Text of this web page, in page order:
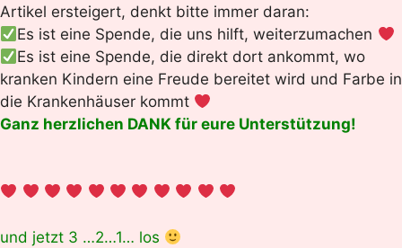
Artikel ersteigert, denkt bitte immer daran:
Es ist eine Spende, die uns hilft, weiterzumachen
Es ist eine Spende, die direkt dort ankommt, wo
kranken Kindern eine Freude bereitet wird und Farbe in
die Krankenhäuser kommt
Ganz herzlichen DANK für eure Unterstützung!
und jetzt 3 …2…1… los